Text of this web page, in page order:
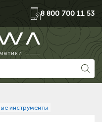
8 800 700 11 53
инструменты